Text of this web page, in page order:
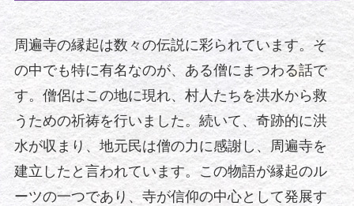
周遍寺の縁起は数々の伝説に彩られています。そ
の中でも特に有名なのが、ある僧にまつわる話で
す。僧侶はこの地に現れ、村人たちを洪水から救
うための祈祷を行いました。続いて、奇跡的に洪
水が収まり、地元民は僧の力に感謝し、周遍寺を
建立したと言われています。この物語が縁起のル
ーツの一つであり、寺が信仰の中心として発展す